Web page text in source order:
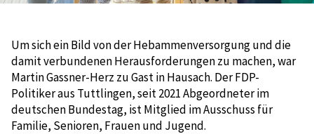
Um sich ein Bild von der Hebammenversorgung und die
damit verbundenen Herausforderungen zu machen, war
Martin Gassner-Herz zu Gast in Hausach. Der FDP-
Politiker aus Tuttlingen, seit 2021 Abgeordneter im
deutschen Bundestag, ist Mitglied im Ausschuss für
Familie, Senioren, Frauen und Jugend.